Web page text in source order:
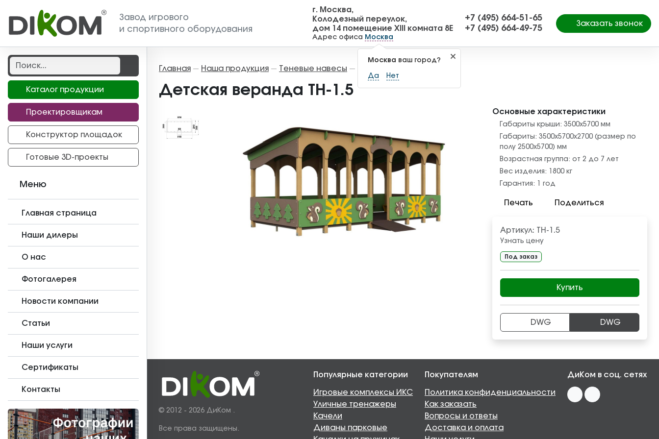
Завод игрового
и спортивного оборудования
г. Москва,
Колодезный переулок,
дом 14 помещение XIII комната 8Е
Адрес офиса Москва
Москва ваш город?
Да Нет
+7 (495) 664-51-65
+7 (495) 664-49-75
Заказать звонок
Каталог продукции
Проектировщикам
Конструктор площадок
Готовые 3D-проекты
Меню
Главная страница
Наши дилеры
О нас
Фотогалерея
Новости компании
Статьи
Наши услуги
Сертификаты
Контакты
Главная — Наша продукция — Теневые навесы —
Детская веранда ТН-1.5
Основные характеристики
Габариты крыши: 3500х5700 мм
Габариты: 3500х5700х2700 (размер по
полу 2500х5700) мм
Возрастная группа: от 2 до 7 лет
Вес изделия:
1800 кг
Гарантия:
1 год
Печать Поделиться
Артикул: ТН-1.5
Узнать цену
Под заказ
Купить
DWG DWG
© 2012 - 2026 ДиКом .
Все права защищены.
Популярные категории
Игровые комплексы ИКС
Уличные тренажеры
Качели
Диваны парковые
Покупателям
Политика конфиденциальности
Как заказать
Вопросы и ответы
Доставка и оплата
ДиКом в соц. сетях